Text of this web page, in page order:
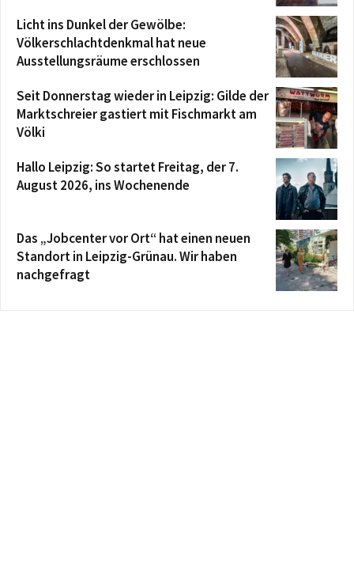
Licht ins Dunkel der Gewölbe:
Völkerschlachtdenkmal hat neue
Ausstellungsräume erschlossen
Seit Donnerstag wieder in Leipzig: Gilde der
Marktschreier gastiert mit Fischmarkt am
Völki
Hallo Leipzig: So startet Freitag, der 7.
August 2026, ins Wochenende
Das „Jobcenter vor Ort“ hat einen neuen
Standort in Leipzig-Grünau. Wir haben
nachgefragt